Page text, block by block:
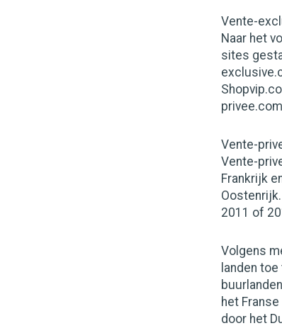
Vente-
Naar het
sites
Vente-
Vente-
Frankrijk
2011 of
Volgens
landen
het
door het